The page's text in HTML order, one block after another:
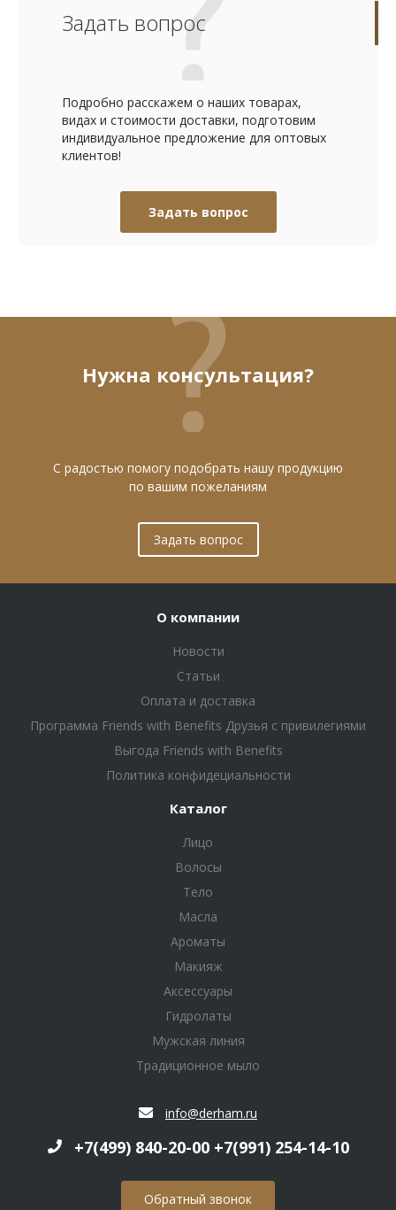
Задать вопрос
Подробно расскажем о наших товарах,
видах и стоимости доставки, подготовим
индивидуальное предложение для оптовых
клиентов!
Задать вопрос
Нужна консультация?
С радостью помогу подобрать нашу продукцию
по вашим пожеланиям
Задать вопрос
О компании
Новости
Статьи
Оплата и доставка
Программа Friends with Benefits Друзья с привилегиями
Выгода Friends with Benefits
Политика конфидециальности
Каталог
Лицо
Волосы
Тело
Масла
Ароматы
Макияж
Аксессуары
Гидролаты
Мужская линия
Традиционное мыло
info@derham.ru
+7(499) 840-20-00 +7(991) 254-14-10
Обратный звонок